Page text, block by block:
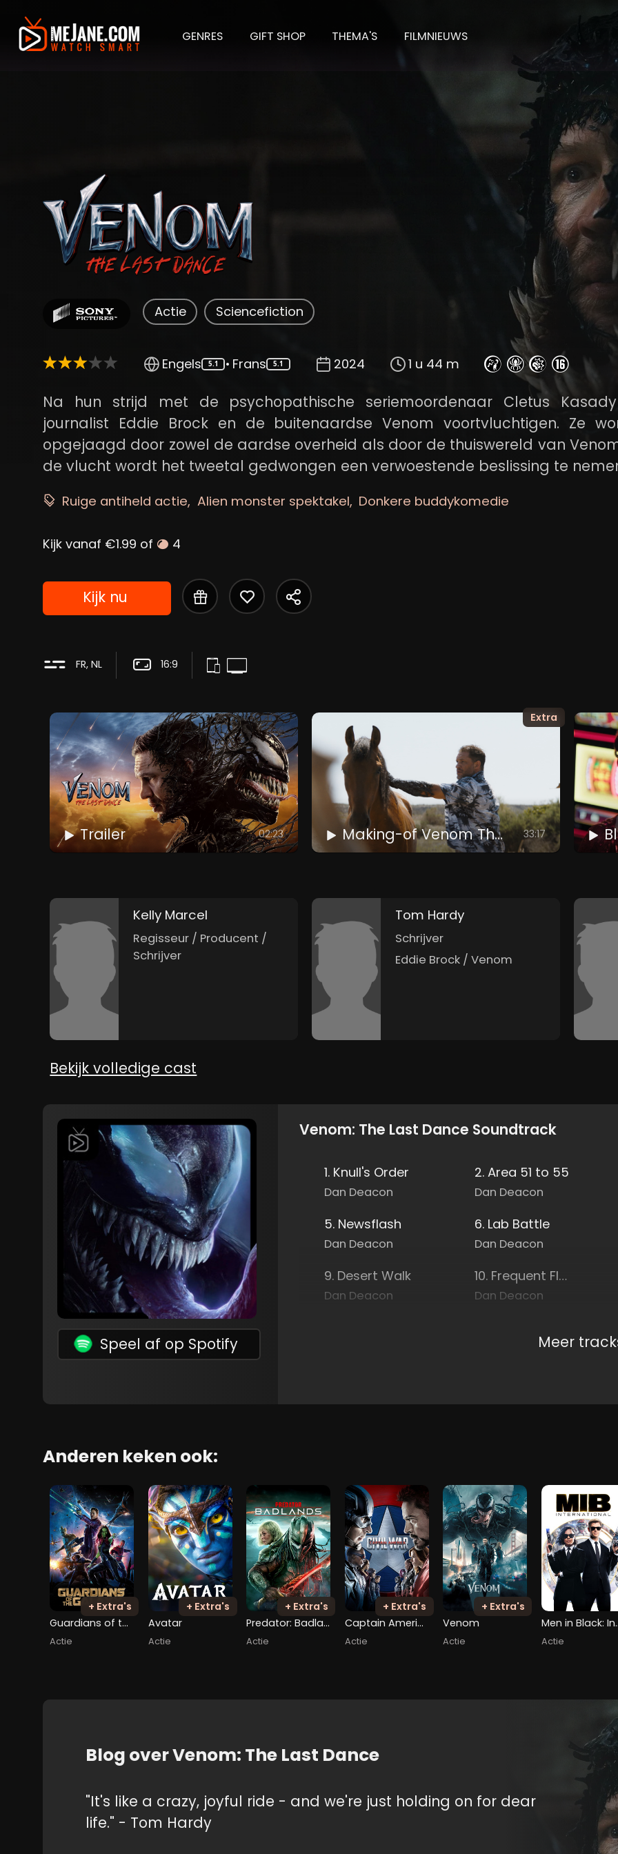
GENRES GIFT SHOP THEMA'S FILMNIEUWS
Actie Sciencefiction
Engels 5.1 • Frans 5.1 2024 1 u 44 m
Na hun strijd met de psychopathische seriemoordenaar Cletus
journalist Eddie Brock en de buitenaardse Venom voortvluchtigen. Ze
opgejaagd door zowel de aardse overheid als door de thuiswereld van
de vlucht wordt het tweetal gedwongen een verwoestende beslissing te
Ruige antiheld actie Alien monster spektakel Donkere buddykomedie
Kijk vanaf €1.99 of 4
Kijk nu
FR, NL 16:9
Trailer 02:23
Extra
Making-of Venom The Last Dance 33:17
Kelly Marcel
Regisseur / Producent /
Schrijver
Tom Hardy
Schrijver
Eddie Brock / Venom
Bekijk volledige cast
Venom: The Last Dance Soundtrack
Speel af op Spotify
1. Knull's Order
Dan Deacon
2. Area 51 to 55
Dan Deacon
5. Newsflash
Dan Deacon
6. Lab Battle
Dan Deacon
9. Desert Walk
Dan Deacon
10. Frequent Flyers
Dan Deacon
Meer
Anderen keken ook:
+ Extra's
Guardians of the Galaxy
Actie
+ Extra's
Avatar
Actie
+ Extra's
Predator: Badlands
Actie
+ Extra's
Captain America: Civil War
Actie
+ Extra's
Venom
Actie
Men in
Actie
Blog over Venom: The Last Dance
"It's like a crazy, joyful ride - and we're just holding on for dear
life." - Tom Hardy